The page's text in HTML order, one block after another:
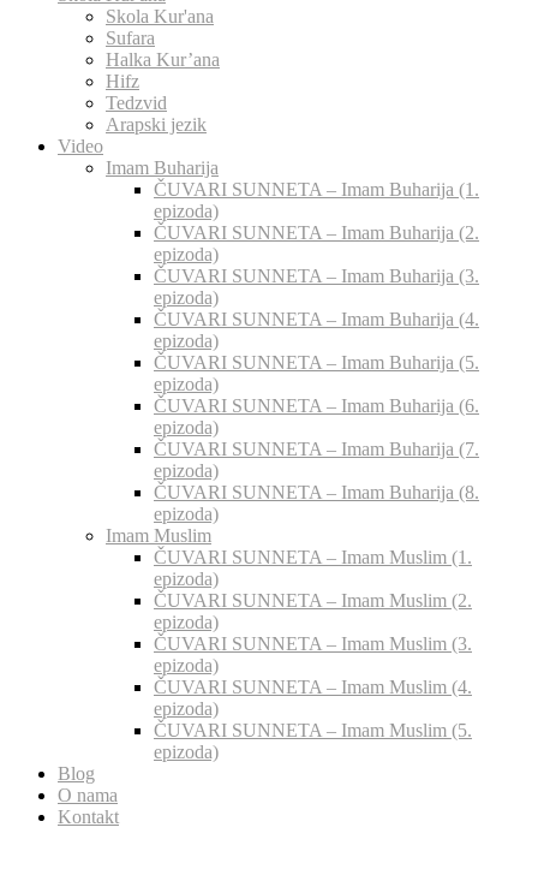
Skola Kur'ana
Sufara
Halka Kur’ana
Hifz
Tedzvid
Arapski jezik
Video
Imam Buharija
ČUVARI SUNNETA – Imam Buharija (1.
epizoda)
ČUVARI SUNNETA – Imam Buharija (2.
epizoda)
ČUVARI SUNNETA – Imam Buharija (3.
epizoda)
ČUVARI SUNNETA – Imam Buharija (4.
epizoda)
ČUVARI SUNNETA – Imam Buharija (5.
epizoda)
ČUVARI SUNNETA – Imam Buharija (6.
epizoda)
ČUVARI SUNNETA – Imam Buharija (7.
epizoda)
ČUVARI SUNNETA – Imam Buharija (8.
epizoda)
Imam Muslim
ČUVARI SUNNETA – Imam Muslim (1.
epizoda)
ČUVARI SUNNETA – Imam Muslim (2.
epizoda)
ČUVARI SUNNETA – Imam Muslim (3.
epizoda)
ČUVARI SUNNETA – Imam Muslim (4.
epizoda)
ČUVARI SUNNETA – Imam Muslim (5.
epizoda)
Blog
O nama
Kontakt